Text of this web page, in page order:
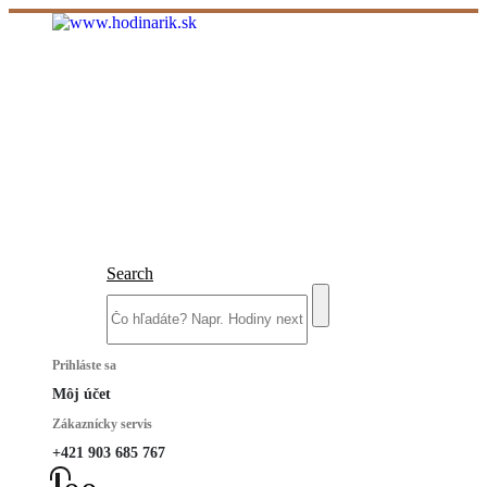
Search
Prihláste sa
Môj účet
Zákaznícky servis
+421 903 685 767